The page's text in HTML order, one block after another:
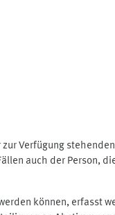
Verfügung
auch der Person,
können, erfasst